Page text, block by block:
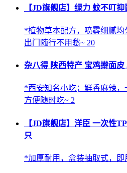
【JD旗舰店】绿力 蚊不叮
*植物草本配方，喷雾细腻均
出门随行不用愁~ 20
杂八得 陕西特产 宝鸡擀面皮
*西安知名小吃；鲜香麻辣
方便随时吃~ 2
【JD旗舰店】洋臣 一次性
只
*加厚耐用，盒装抽取式，即